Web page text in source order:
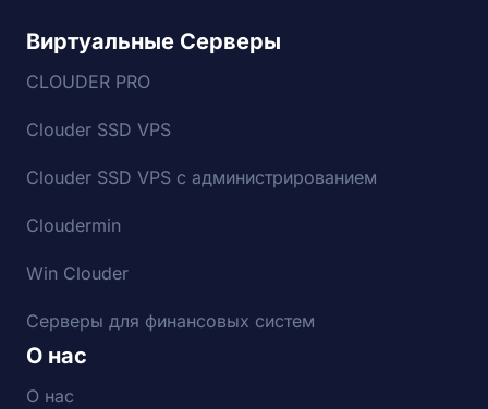
Виртуальные Серверы
CLOUDER PRO
Clouder SSD VPS
Clouder SSD VPS с администрированием
Cloudermin
Win Clouder
Серверы для финансовых систем
О нас
О нас